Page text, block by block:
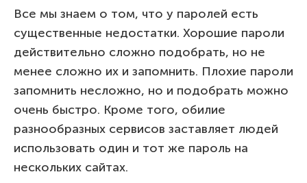
Все мы знаем о том, что у паролей есть
существенные недостатки. Хорошие пароли
действительно сложно подобрать, но не
менее сложно их и запомнить. Плохие пароли
запомнить несложно, но и подобрать можно
очень быстро. Кроме того, обилие
разнообразных сервисов заставляет людей
использовать один и тот же пароль на
нескольких сайтах.